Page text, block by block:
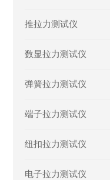
推拉力测试仪
数显拉力测试仪
弹簧拉力测试仪
端子拉力测试仪
纽扣拉力测试仪
电子拉力测试仪